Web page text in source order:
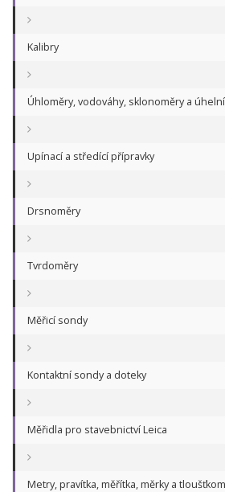
Kalibry
Úhloměry, vodováhy, sklonoměry a
Upínací a středící přípravky
Drsnoměry
Tvrdoměry
Měřicí sondy
Kontaktní sondy a doteky
Měřidla pro stavebnictví Leica
Metry, pravítka, měřítka, měrky a